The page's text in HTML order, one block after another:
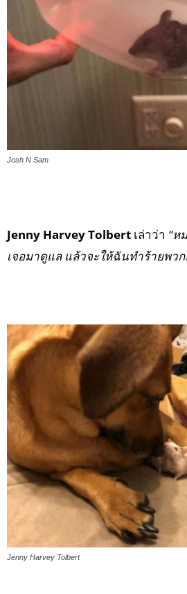
Josh N Sam
Jenny Harvey Tolbert เล่าว่า “ห
เจอมาดูแล แล้วจะให้ฉันทำร้ายพวก
Jenny Harvey Tolbert